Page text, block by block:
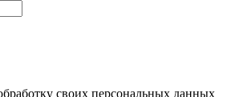
своих персональных данных